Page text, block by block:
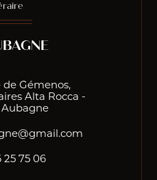
de Gémenos,
Alta Rocca -
Aubagne
25 75 06